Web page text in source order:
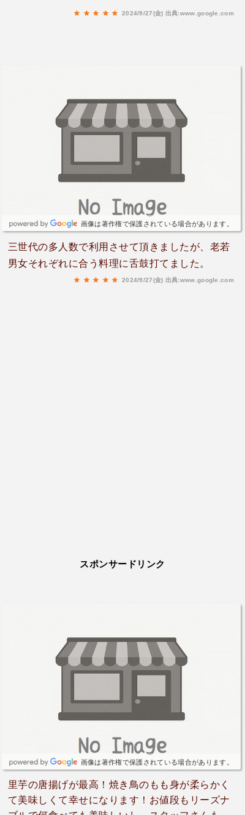
2024/9/27(金) 出典:www.google.com
画像は著作権で保護されている場合があります。
三世代の多人数で利用させて頂きましたが、老若
男女それぞれに合う料理に舌鼓打てました。
2024/9/27(金) 出典:www.google.com
スポンサードリンク
画像は著作権で保護されている場合があります。
里芋の唐揚げが最高！焼き鳥のもも身が柔らかく
て美味しくて幸せになります！お値段もリーズナ